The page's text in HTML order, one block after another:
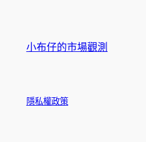
小布仔的市場觀測
隱私權政策